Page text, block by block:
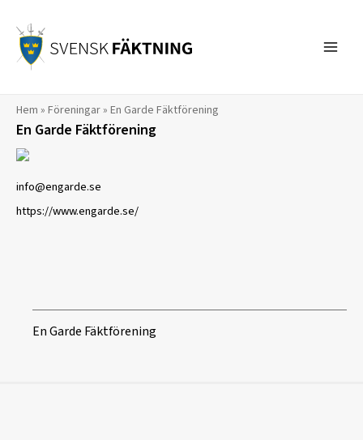
innehåll
Hem » Föreningar» En Garde Fäktförening
En Garde Fäktförening
info@engarde.se
https://www.engarde.se/
En Garde Fäktförening